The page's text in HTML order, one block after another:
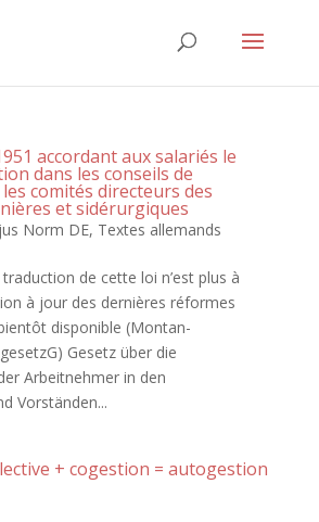
accordant aux salariés le
dans les conseils de
comités directeurs des
et sidérurgiques
Norm DE, Textes allemands
de cette loi n’est plus à
à jour des dernières réformes
disponible (Montan-
Gesetz über die
Arbeitnehmer in den
Vorständen...
+ cogestion = autogestion